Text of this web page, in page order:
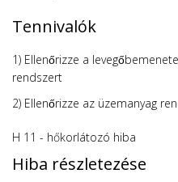
Tennivalók
1) Ellenőrizze a
rendszert
2) Ellenőrizze az üzemanyag
H 11 - hőkorlátozó hiba
Hiba részletezése